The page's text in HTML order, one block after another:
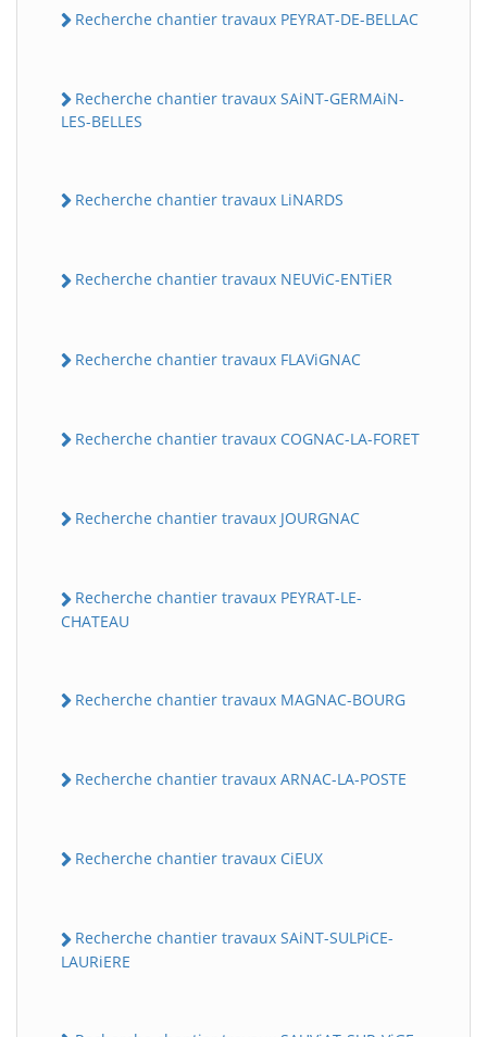
Recherche chantier travaux PEYRAT-DE-BELLAC
Recherche chantier travaux SAiNT-GERMAiN-
LES-BELLES
Recherche chantier travaux LiNARDS
Recherche chantier travaux NEUViC-ENTiER
Recherche chantier travaux FLAViGNAC
Recherche chantier travaux COGNAC-LA-FORET
Recherche chantier travaux JOURGNAC
Recherche chantier travaux PEYRAT-LE-
CHATEAU
Recherche chantier travaux MAGNAC-BOURG
Recherche chantier travaux ARNAC-LA-POSTE
Recherche chantier travaux CiEUX
Recherche chantier travaux SAiNT-SULPiCE-
LAURiERE